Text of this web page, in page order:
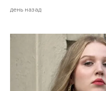
день назад